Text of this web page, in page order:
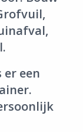
een